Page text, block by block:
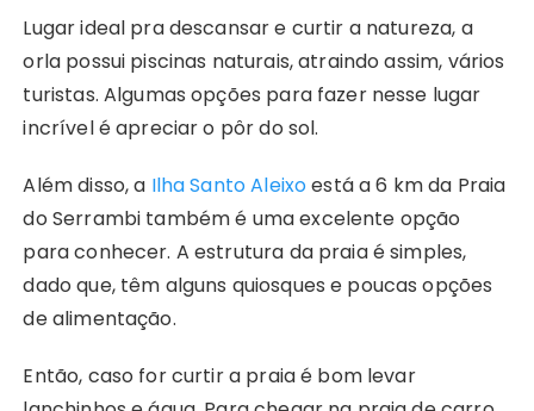
Lugar ideal pra descansar e curtir a natureza, a
orla possui piscinas naturais, atraindo assim, vários
turistas. Algumas opções para fazer nesse lugar
incrível é apreciar o pôr do sol.
Além disso, a Ilha Santo Aleixoestá a 6 km da Praia
do Serrambi também é uma excelente opção
para conhecer. A estrutura da praia é simples,
dado que, têm alguns quiosques e poucas opções
de alimentação.
Então, caso for curtir a praia é bom levar